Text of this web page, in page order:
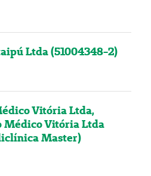
Ltda (51004348-2)
Vitória Ltda,
Médico Vitória Ltda
Master)